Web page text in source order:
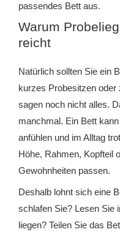
passendes Bett aus.
Warum
reicht
Natürlich sollten Sie ein
kurzes Probesitzen oder
sagen noch nicht alles.
manchmal. Ein Bett
anfühlen und im Alltag
Höhe, Rahmen, Kopfteil
Gewohnheiten passen.
Deshalb lohnt sich eine
schlafen Sie? Lesen Sie
liegen? Teilen Sie das